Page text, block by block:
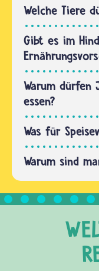
Inderin
oder…
heilig. Im
Gegensatz
zu Kühen
und
Bullen
haben
Kälber
aber…
Welche Tiere
Gibt es im
Warum dürfen
essen?
Was für
Warum sind